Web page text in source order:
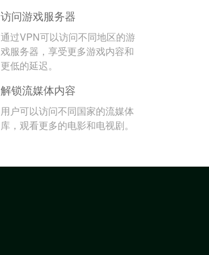
访问游戏服务器
通过VPN可以访问不同地区的游
戏服务器，享受更多游戏内容和
更低的延迟。
解锁流媒体内容
用户可以访问不同国家的流媒体
库，观看更多的电影和电视剧。